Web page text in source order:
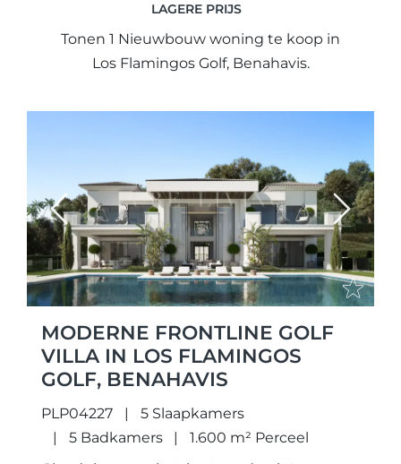
LAGERE PRIJS
Tonen 1 Nieuwbouw woning te koop in
Los Flamingos Golf, Benahavis.
Previous Next
MODERNE FRONTLINE GOLF
VILLA IN LOS FLAMINGOS
GOLF, BENAHAVIS
PLP04227
5 Slaapkamers
5 Badkamers
1.600 m² Perceel